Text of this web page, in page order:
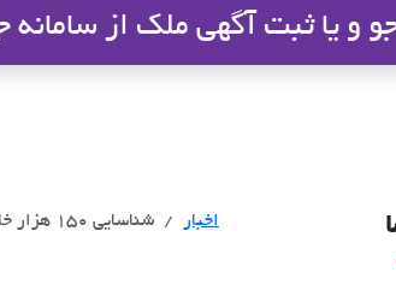
یا ثبت آگهی ملک از سامانه
اخبار شناسایی 150 هزار خانه خالی جدید در کشور